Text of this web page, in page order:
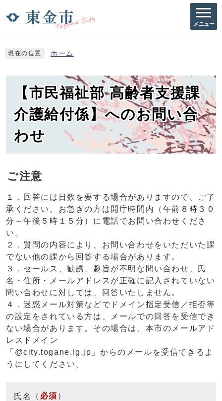
メニュー
現在の位置 ホーム
【市民福祉部 高齢者支援課
介護給付係】へのお問い合
わせ
ご注意
１．回答には日数を要する場合がありますので、ご了
承ください。お急ぎの方は開庁時間内（午前８時３０
分～午後５時１５分）に電話でお問い合わせくださ
い。
２．質問の内容により、お問い合わせをいただいた課
でない他の課から回答する場合があります。
３．セールス、勧誘、趣旨が不明な問い合わせ、氏
名・住所・メールアドレスが正確に記入されていない
問い合わせに対しては、回答いたしません。
４．迷惑メール対策などでドメイン指定受信／拒否等
の設定をされている方は、メールでの回答を受信でき
ない場合があります。その場合は、本市のメールアド
レスドメイン
「@city.togane.lg.jp」からのメールを受信できるよ
うにしてください。
氏名 （ 必須 ）